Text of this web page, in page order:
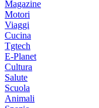
Magazine
Motori
Viaggi
Cucina
Tgtech
E-Planet
Cultura
Salute
Scuola
Animali